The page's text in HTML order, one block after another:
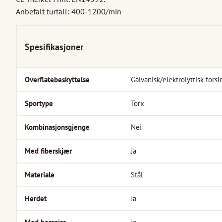
Anbefalt turtall: 400-1200/min
Spesifikasjoner
Overflatebeskyttelse Galvanisk/elektrolyttisk
Sportype Torx
Kombinasjonsgjenge Nei
Med fiberskjær Ja
Materiale Stål
Herdet Ja